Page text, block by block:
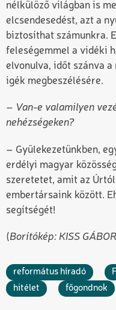
nélkülöző világban is
elcsendesedést, azt a
biztosíthat számunkra.
feleségemmel a vidéki
elvonulva, időt szánva
igék megbeszélésére.
– Van-e valamilyen
nehézségeken?
– Gyülekezetünkben,
erdélyi magyar
szeretetet, amit az
embertársaink között.
segítségét!
(Borítókép: KISS GÁBOR
református híradó
hitélet
főgondnok